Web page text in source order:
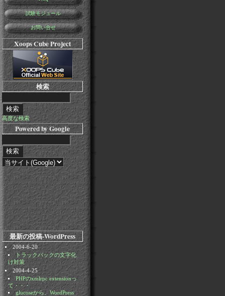
試験モジュール
お問い合せ
Xoops Cube Project
検索
高度な検索
Powered by Google
最新の投稿-WordPress
2004-6-20
トラックバックの文字化
け対策
2004-4-25
PHPのxmlrpc extensionっ
て・・・
glucoseから、WordPress